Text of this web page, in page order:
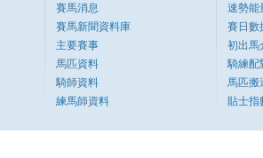
賽馬消息
賽馬新聞資料庫
主要賽事
馬匹資料
騎師資料
練馬師資料
速勢能
賽日數
初出馬
騎練配
馬匹搬
貼士指